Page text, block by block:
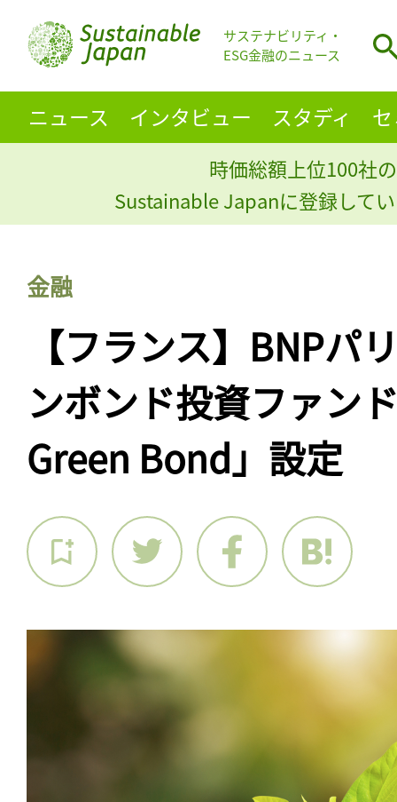
サステナビリティ・
ESG金融のニュース
ニュース インタビュー スタディ
時価総額上位100社
Sustainable Japanに登録して
金融
【フランス】BNPパ
ンボンド投資ファン
Green Bond」設定